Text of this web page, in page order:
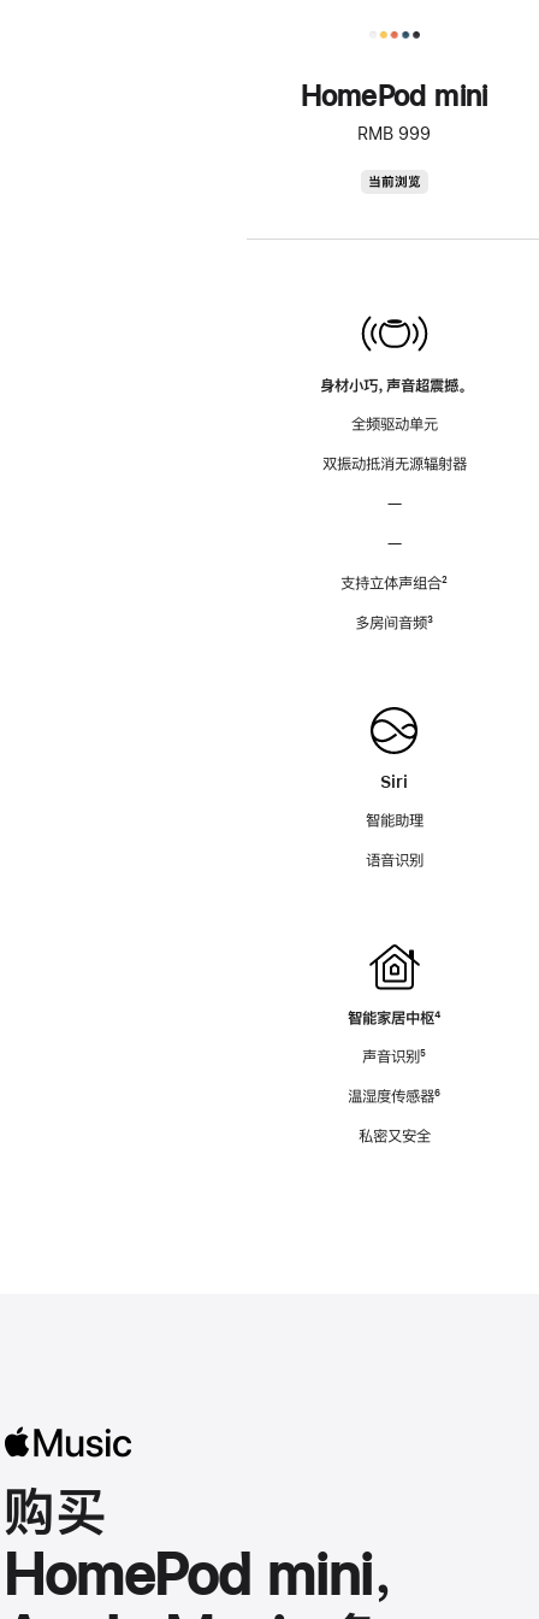
HomePod mini
RMB 999
当前浏览
身材小巧，声音超震撼。
全频驱动单元
双振动抵消无源辐射器
—
—
支持立体声组合脚
²
多房间音频脚
³
Siri
智能助理
语音识别
智能家居中枢脚
⁴
声音识别脚
⁵
温湿度传感器脚
⁶
私密又安全
购买
HomePod mini，